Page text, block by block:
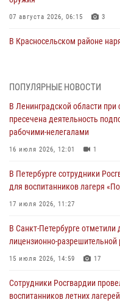
07 августа 2026, 06:15 3
В Красносельском районе
06 августа 2026, 13:39 1
В Центральном районе
хулигана, стрелявшего из
домами
06 августа 2026, 11:36
Сотрудники и
правопорядок при проведении
06 августа 2026, 07:30
В Выборгском районе наряд
разыскиваемый преступный
05 августа 2026, 12:25 2
Петербургские росгвардейцы
автомобиль, ранее
ПОПУЛЯРНЫЕ НОВОСТИ
В Ленинградской области
пресечена деятельность
рабочими-нелегалами
16 июля 2026, 12:01 1
В Петербурге сотрудники
для воспитанников лагеря
17 июля 2026, 11:27
В Санкт-Петербурге
лицензионно-
15 июля 2026, 14:59 17
Сотрудники Росгвардии
воспитанников летних лагерей